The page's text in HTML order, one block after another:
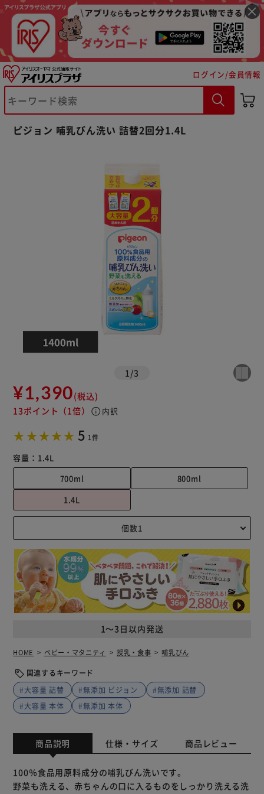
ログイン/会員情報
ピジョン 哺乳びん洗い 詰替2回分1.4L
1 /3
¥1,390(税込)
13ポイント （1倍） info 内訳
5 1件
容量： 1.4L
700ml
800ml
1.4L
1～3日以内発送
HOME ベビー・マタニティ 授乳・食事 哺乳びん
関連するキーワード
#大容量 詰替
#無添加 ピジョン
#無添加 詰替
#大容量 本体
#無添加 本体
商品説明 仕様・サイズ 商品レビュー
100％食品用原料成分の哺乳びん洗いです。
野菜も洗える、赤ちゃんの口に入るものをしっかり洗える洗
※ご確認ください